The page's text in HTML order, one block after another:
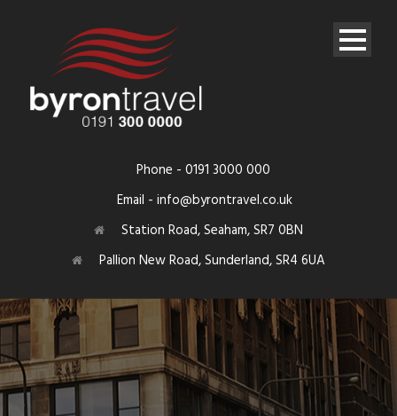
Phone - 0191 3000 000
Email - info@byrontravel.co.uk
Station Road, Seaham, SR7 0BN
Pallion New Road, Sunderland, SR4 6UA